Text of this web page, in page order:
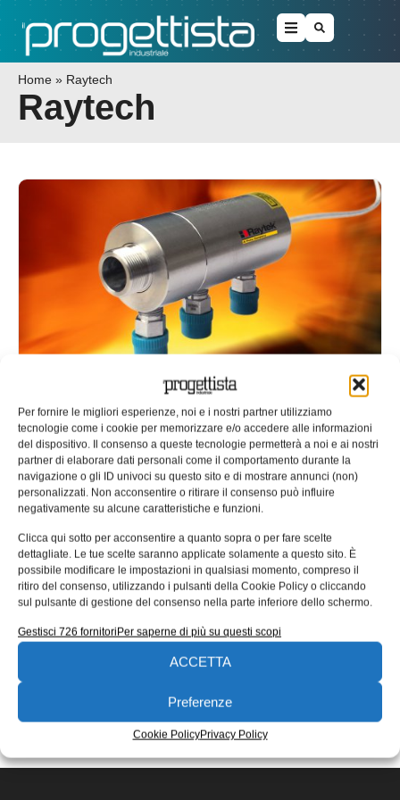
Per fornire le migliori esperienze, noi e i nostri partner utilizziamo
tecnologie come i cookie per memorizzare e/o accedere alle informazioni
del dispositivo. Il consenso a queste tecnologie permetterà a noi e ai nostri
partner di elaborare dati personali come il comportamento durante la
navigazione o gli ID univoci su questo sito e di mostrare annunci (non)
personalizzati. Non acconsentire o ritirare il consenso può influire
negativamente su alcune caratteristiche e funzioni.
Clicca qui sotto per acconsentire a quanto sopra o per fare scelte
dettagliate. Le tue scelte saranno applicate solamente a questo sito. È
possibile modificare le impostazioni in qualsiasi momento, compreso il
ritiro del consenso, utilizzando i pulsanti della Cookie Policy o cliccando
sul pulsante di gestione del consenso nella parte inferiore dello schermo.
Gestisci 726 fornitoriPer saperne di più su questi scopi
ACCETTA
Preferenze
Cookie PolicyPrivacy Policy
Home » Raytech
Raytech
Raffreddamento ad acqua per
sensori di temperatura
miniaturizzati a infrarossi
Grazie all’ultima espansione del sistema, i pirometri
MI3100 di Raytek mantengono la testa fredda anche in
applicazioni ad alta temperatura.
EDICOLA WEB
ISCRIVITI ALLA NEWSLETTER